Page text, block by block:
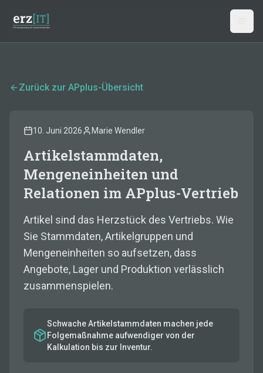
Zurück zur APplus-Übersicht
10. Juni 2026 Marie Wendler
Artikelstammdaten,
Mengeneinheiten und
Relationen im APplus-Vertrieb
Artikel sind das Herzstück des Vertriebs. Wie
Sie Stammdaten, Artikelgruppen und
Mengeneinheiten so aufsetzen, dass
Angebote, Lager und Produktion verlässlich
zusammenspielen.
Schwache Artikelstammdaten machen jede
Folgemaßnahme aufwendiger von der
Kalkulation bis zur Inventur.